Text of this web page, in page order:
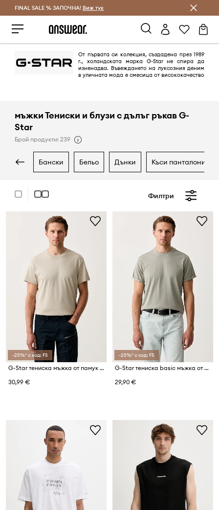
Спестявай с Answear Club
FINAL SALE % ЗАПОЧНА! Виж тук
От първата си колекция, създадена през 1989
г., холандската марка G-Star не спира да
изненадва. Въвеждането на луксозния деним
в уличната мода е смесица от висококачество
мъжки Тениски и блузи с дълъг ръкав G-
Star
Брой продукти: 239
бански бельо дънки къси панталони
Филтри
-25%* с код: FS
G-Star тениска мъжка от памук Base-s
30,99 €
-25%* с код: FS
G-Star тениска basic мъжка от памук Lash
29,90 €